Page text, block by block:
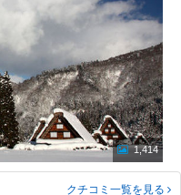
1,414
クチコミ一覧を見る